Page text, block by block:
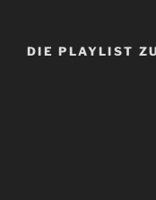
DIE PLAYLIST